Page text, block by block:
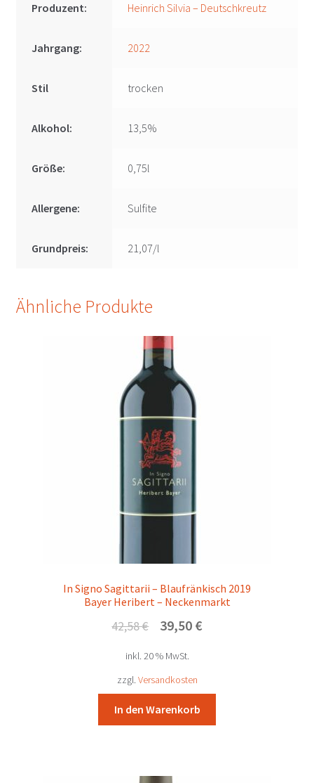
Produzent: Heinrich Silvia – Deutschkreutz
Jahrgang: 2022
Stil trocken
Alkohol: 13,5%
Größe: 0,75l
Allergene: Sulfite
Grundpreis: 21,07/l
Ähnliche Produkte
In Signo Sagittarii – Blaufränkisch 2019
Bayer Heribert – Neckenmarkt
42,58€
Ursprünglicher
war:
42,58 €
39,50 €Aktueller
inkl. 20 % MwSt.
zzgl. Versandkosten
In den Warenkorb